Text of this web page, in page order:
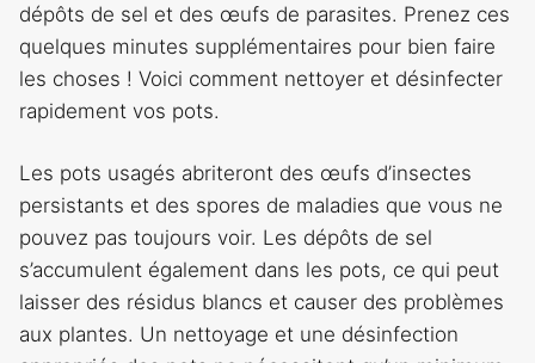
dépôts de sel et des œufs de parasites. Prenez ces
quelques minutes supplémentaires pour bien faire
les choses ! Voici comment nettoyer et désinfecter
rapidement vos pots.
Les pots usagés abriteront des œufs d’insectes
persistants et des spores de maladies que vous ne
pouvez pas toujours voir. Les dépôts de sel
s’accumulent également dans les pots, ce qui peut
laisser des résidus blancs et causer des problèmes
aux plantes. Un nettoyage et une désinfection